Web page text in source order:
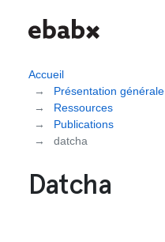
contenu
Accueil
Présentation générale
Ressources
Publications
datcha
Datcha